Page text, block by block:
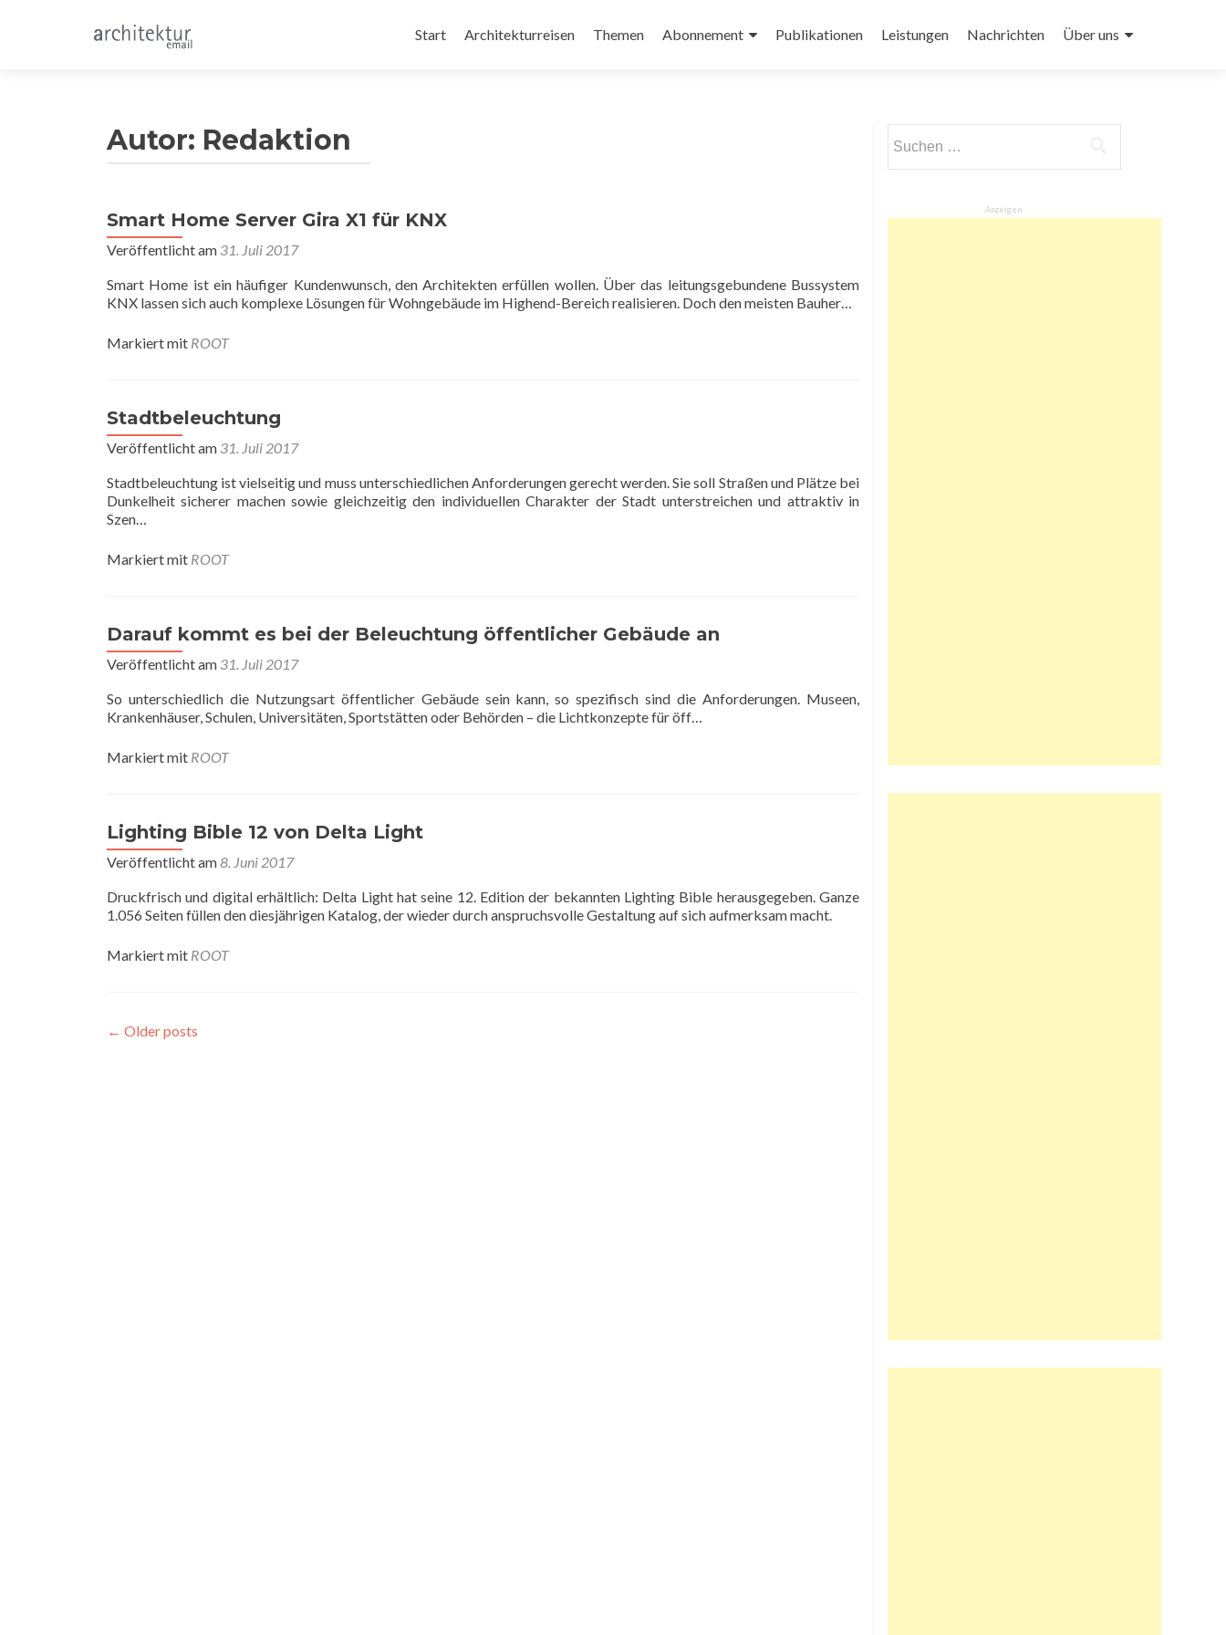
Inhalt
Start Architekturreisen Themen Abonnement Publikationen Leistungen Nachrichten Über uns
Autor: Redaktion
Smart Home Server Gira X1 für KNX
Veröffentlicht am 31. Juli 2017
Smart Home ist ein häufiger Kundenwunsch, den Architekten erfüllen wollen. Über das leitungsgebundene Bussystem
KNX lassen sich auch komplexe Lösungen für Wohngebäude im Highend-Bereich realisieren. Doch den meisten Bauher…
Markiert mit ROOT
Stadtbeleuchtung
Veröffentlicht am 31. Juli 2017
Stadtbeleuchtung ist vielseitig und muss unterschiedlichen Anforderungen gerecht werden. Sie soll Straßen und Plätze bei
Dunkelheit sicherer machen sowie gleichzeitig den individuellen Charakter der Stadt unterstreichen und attraktiv in
Szen…
Markiert mit ROOT
Darauf kommt es bei der Beleuchtung öffentlicher Gebäude an
Veröffentlicht am 31. Juli 2017
So unterschiedlich die Nutzungsart öffentlicher Gebäude sein kann, so spezifisch sind die Anforderungen. Museen,
Krankenhäuser, Schulen, Universitäten, Sportstätten oder Behörden – die Lichtkonzepte für öff…
Markiert mit ROOT
Lighting Bible 12 von Delta Light
Veröffentlicht am8. Juni 2017
Druckfrisch und digital erhältlich: Delta Light hat seine 12. Edition der bekannten Lighting Bible herausgegeben. Ganze
1.056 Seiten füllen den diesjährigen Katalog, der wieder durch anspruchsvolle Gestaltung auf sich aufmerksam macht.
Markiert mit ROOT
Beitragsnavigation
← Older posts
nach:
Anzeigen